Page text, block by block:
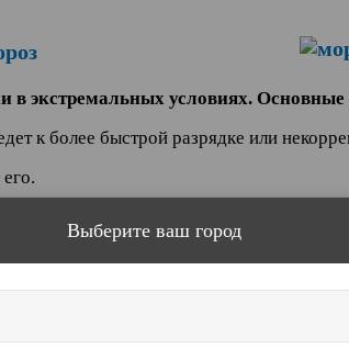
Выберите ваш город
экстремальных условиях.
к более быстрой разрядке или
внутри корпуса замка, что может
на касание в условиях сильного холода.